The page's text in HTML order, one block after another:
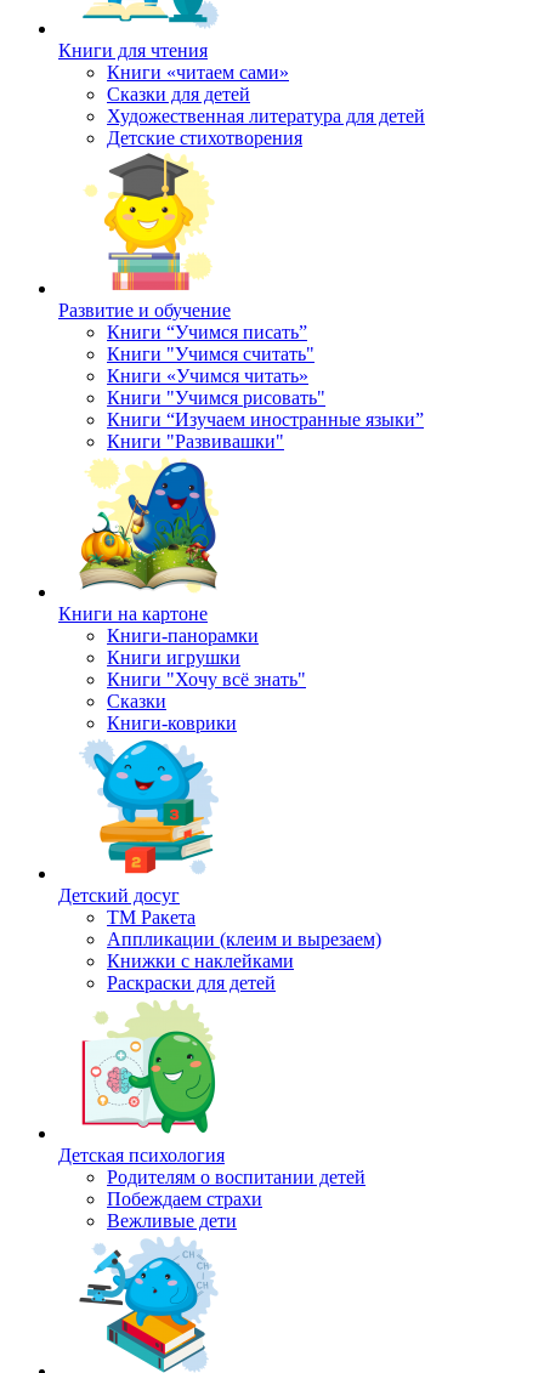
Книги для чтения
Книги «читаем сами»
Сказки для детей
Художественная литература для детей
Детские стихотворения
Развитие и обучение
Книги “Учимся писать”
Книги "Учимся считать"
Книги «Учимся читать»
Книги "Учимся рисовать"
Книги “Изучаем иностранные языки”
Книги "Развивашки"
Книги на картоне
Книги-панорамки
Книги игрушки
Книги "Хочу всё знать"
Сказки
Книги-коврики
Детский досуг
ТМ Ракета
Аппликации (клеим и вырезаем)
Книжки с наклейками
Раскраски для детей
Детская психология
Родителям о воспитании детей
Побеждаем страхи
Вежливые дети